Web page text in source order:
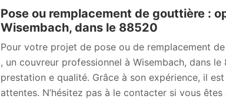
Pose ou remplacement de gouttière :
Wisembach, dans le 88520
Pour votre projet de pose ou de remplacement
, un couvreur professionnel à Wisembach, dans
prestation e qualité. Grâce à son expérience, il
attentes. N’hésitez pas à le contacter si vous